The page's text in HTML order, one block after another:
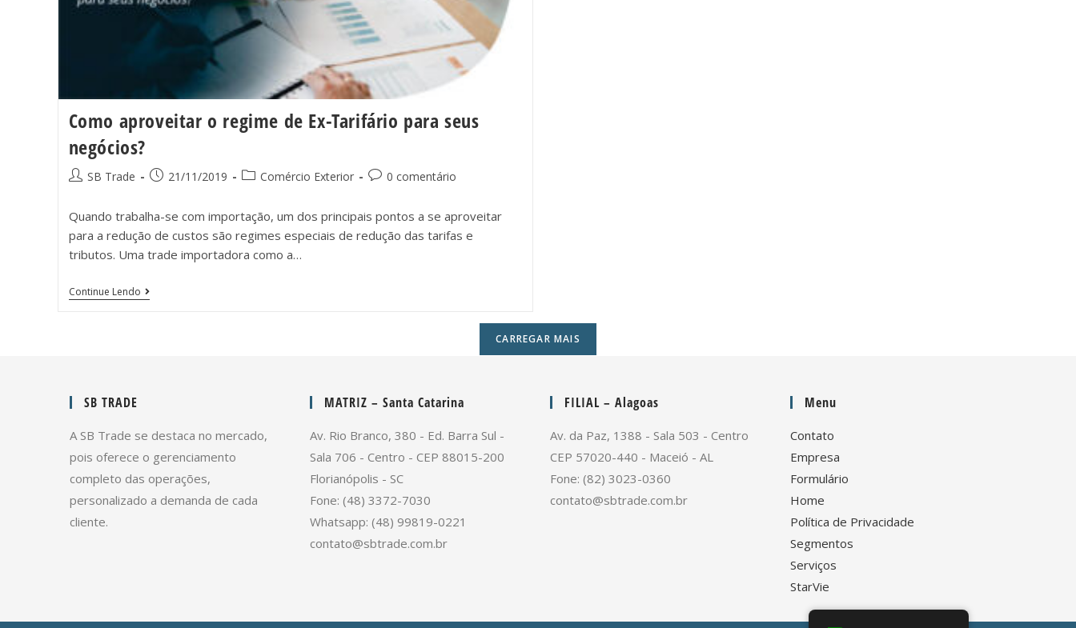
Como aproveitar o regime de Ex-Tarifário para seus
negócios?
SB Trade 21/11/2019 Comércio Exterior 0 comentário
Quando trabalha-se com importação, um dos principais pontos a se aproveitar
para a redução de custos são regimes especiais de redução das tarifas e
tributos. Uma trade importadora como a…
Continue Lendo
CARREGAR MAIS
SB TRADE
A SB Trade se destaca no mercado,
pois oferece o gerenciamento
completo das operações,
personalizado a demanda de cada
cliente.
MATRIZ – Santa Catarina
Av. Rio Branco, 380 - Ed. Barra Sul -
Sala 706 - Centro - CEP 88015-200
Florianópolis - SC
Fone: (48) 3372-7030
Whatsapp: (48) 99819-0221
contato@sbtrade.com.br
FILIAL – Alagoas
Av. da Paz, 1388 - Sala 503 - Centro
CEP 57020-440 - Maceió - AL
Fone: (82) 3023-0360
contato@sbtrade.com.br
Menu
Contato
Empresa
Formulário
Home
Política de Privacidade
Segmentos
Serviços
StarVie